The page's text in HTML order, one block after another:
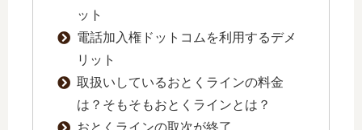
ット
電話加入権ドットコムを利用するデメ
リット
取扱いしているおとくラインの料金
は？そもそもおとくラインとは？
おとくラインの取次が終了